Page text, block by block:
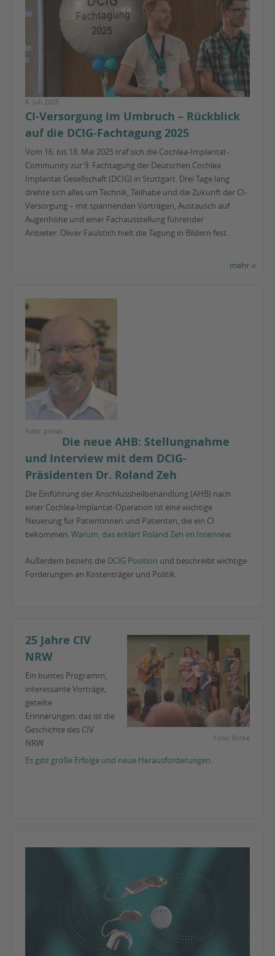
6. Juli 2025
CI-Versorgung im Umbruch – Rückblick
auf die DCIG-Fachtagung 2025
Vom 16. bis 18. Mai 2025 traf sich die Cochlea-Implantat-
Community zur 9. Fachtagung der Deutschen Cochlea
Implantat Gesellschaft (DCIG) in Stuttgart. Drei Tage lang
drehte sich alles um Technik, Teilhabe und die Zukunft der CI-
Versorgung – mit spannenden Vorträgen, Austausch auf
Augenhöhe und einer Fachausstellung führender
Anbieter. Oliver Faulstich hielt die Tagung in Bildern fest.
mehr
Foto: privat
Die neue AHB: Stellungnahme
und Interview mit dem DCIG-
Präsidenten Dr. Roland Zeh
Die Einführung der Anschlussheilbehandlung (AHB) nach
einer Cochlea-Implantat-Operation ist eine wichtige
Neuerung für Patientinnen und Patienten, die ein CI
bekommen. Warum, das erklärt Roland Zeh im Interview
Außerdem bezieht die DCIG Position und beschreibt wichtige
Forderungen an Kostenträger und Politik.
Foto: Rinke
25 Jahre CIV
NRW
Ein buntes Programm,
interessante Vorträge,
geteilte
Erinnerungen: das ist die
Geschichte des CIV
NRW.
Es gibt große Erfolge und neue Herausforderungen